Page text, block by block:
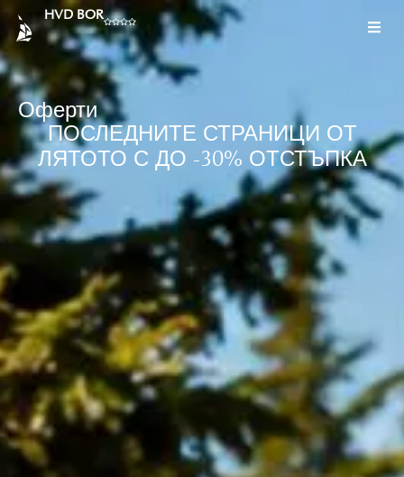
HVD BOR
Оферти
ПОСЛЕДНИТЕ СТРАНИЦИ ОТ
ЛЯТОТО С ДО -30% ОТСТЪПКА